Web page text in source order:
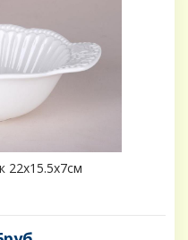
22х15.5х7см